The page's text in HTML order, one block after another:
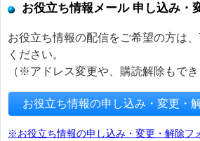
お役立ち情報メール 申し込み・
お役立ち情報の配信をご希望の方は
ください。
（※アドレス変更や、購読解除もでき
お役立ち情報の申し込み・変更・
※お役立ち情報の申し込み・変更・解除フ